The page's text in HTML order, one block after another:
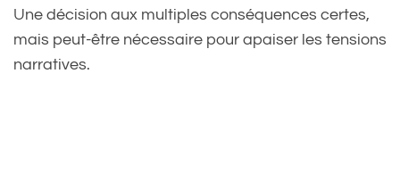
Une décision aux multiples conséquences certes,
mais peut-être nécessaire pour apaiser les tensions
narratives.